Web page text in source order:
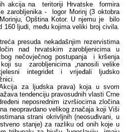
akcija na teritoriji Hrvatske formira
zarobljenika - logor Morinj (3 oktobra
Opština Kotor. U njemu je bilo
160 ljudi, među kojima veliki broj civila.
presuda nekadašnjim rezervistima
nad hrvatskim zarobljenicima u
nečovječnog postupanja i kršenja
su zarobljenicima „nanosili velike
integridet i vrijeđali ljudsko
za ljudska prava) koja u svom
tendenciju pravosudnih vlasti Crne
neposrednim izvršiocima zločina
neopravdano velikog značaja koji Viši
strani okrivljnih (neosuđivani, u
stanje) za razliku od onih koje u